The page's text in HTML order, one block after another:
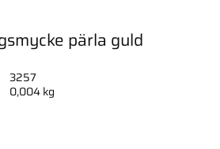
pärla guld
3257
0,004 kg